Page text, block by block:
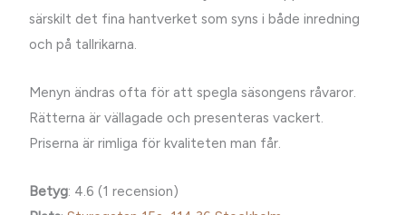
särskilt det fina hantverket som syns i både inredning
och på tallrikarna.
Menyn ändras ofta för att spegla säsongens råvaror.
Rätterna är vällagade och presenteras vackert.
Priserna är rimliga för kvaliteten man får.
Betyg: 4.6 (1 recension)